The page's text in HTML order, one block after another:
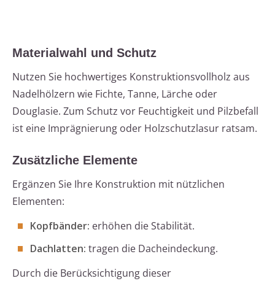
Materialwahl und Schutz
Nutzen Sie hochwertiges Konstruktionsvollholz aus
Nadelhölzern wie Fichte, Tanne, Lärche oder
Douglasie. Zum Schutz vor Feuchtigkeit und Pilzbefall
ist eine Imprägnierung oder Holzschutzlasur ratsam.
Zusätzliche Elemente
Ergänzen Sie Ihre Konstruktion mit nützlichen
Elementen:
Kopfbänder: erhöhen die Stabilität.
Dachlatten: tragen die Dacheindeckung.
Durch die Berücksichtigung dieser